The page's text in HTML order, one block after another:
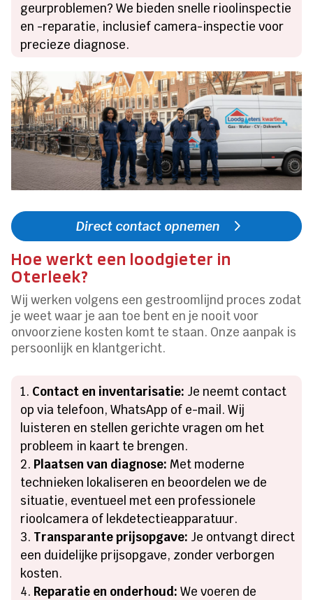
geurproblemen? We bieden snelle rioolinspectie
en -reparatie, inclusief camera-inspectie voor
precieze diagnose.
Direct contact opnemen
Hoe werkt een loodgieter in
Oterleek?
Wij werken volgens een gestroomlijnd proces zodat
je weet waar je aan toe bent en je nooit voor
onvoorziene kosten komt te staan. Onze aanpak is
persoonlijk en klantgericht.
Contact en inventarisatie: Je neemt contact
op via telefoon, WhatsApp of e-mail. Wij
luisteren en stellen gerichte vragen om het
probleem in kaart te brengen.
Plaatsen van diagnose: Met moderne
technieken lokaliseren en beoordelen we de
situatie, eventueel met een professionele
rioolcamera of lekdetectieapparatuur.
Transparante prijsopgave: Je ontvangt direct
een duidelijke prijsopgave, zonder verborgen
kosten.
Reparatie en onderhoud: We voeren de